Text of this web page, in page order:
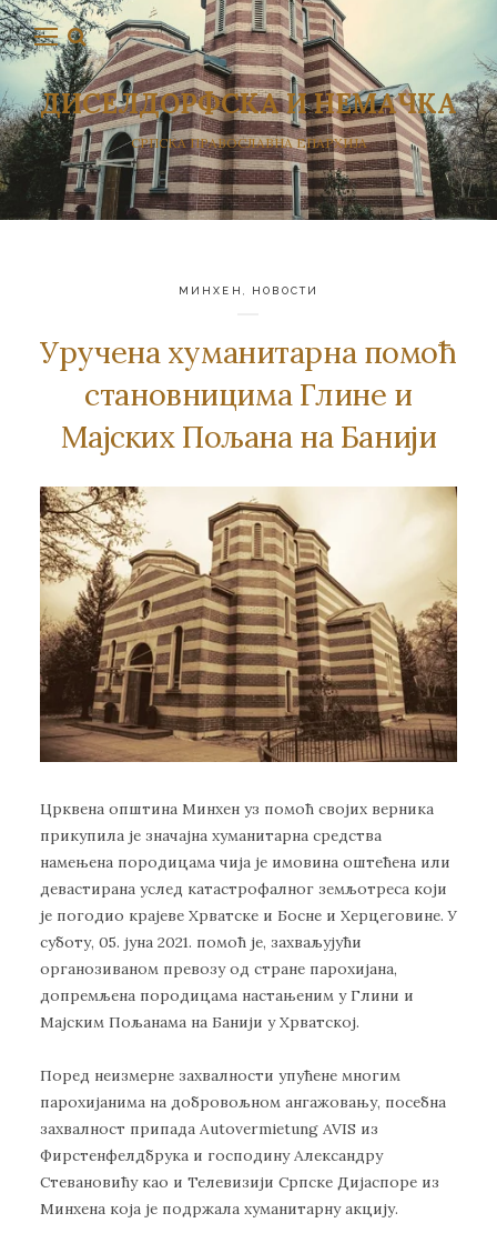
ДИСЕЛДОРФСКА И НЕМАЧКА
СРПСКА ПРАВОСЛАВНА ЕПАРХИЈА
МИНХЕН НОВОСТИ
Уручена хуманитарна помоћ
становницима Глине и
Мајских Пољана на Банији
Црквена општина Минхен уз помоћ својих верника
прикупила је значајна хуманитарна средства
намењена породицама чија је имовина оштећена или
девастирана услед катастрофалног земљотреса који
је погодио крајеве Хрватске и Босне и Херцеговине. У
суботу, 05. јуна 2021. помоћ је, захваљујући
органозиваном превозу од стране парохијана,
допремљена породицама настањеним у Глини и
Мајским Пољанама на Банији у Хрватској.
Поред неизмерне захвалности упућене многим
парохијанима на добровољном ангажовању, посебна
захвалност припада Autovermietung AVIS из
Фирстенфелдбрука и господину Александру
Стевановићу као и Телевизији Српске Дијаспоре из
Минхена која је подржала хуманитарну акцију.